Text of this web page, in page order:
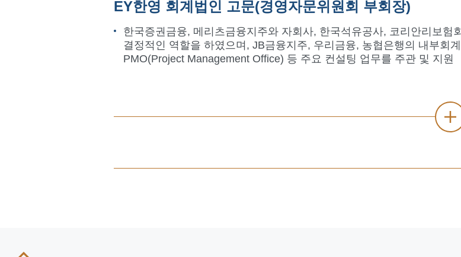
EY한영 회계법인 고문(경영자문위원회 부회장)
한국증권금융, 메리츠금융지주와 자회사, 한국석유공사, 코리안리보
결정적인 역할을 하였으며, JB금융지주, 우리금융, 농협은행의 내부회
PMO(Project Management Office) 등 주요 컨설팅 업무를 주관 및 지원